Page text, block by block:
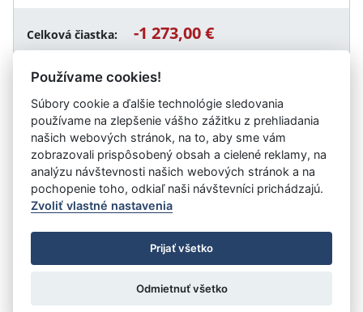
Celková čiastka: -1 273,00 €
Návrat späť
Vystavil:Železnice Slovenskej republiky
Úrad vlády SR
- Všetky práva vyhradené
Prehlásenie o prístupnosti
Zmluvy do 31.12.2010
Nastavenia cookies
: Aglo Solutions
Používame cookies!
Súbory cookie a ďalšie technológie sledovania
používame na zlepšenie vášho zážitku z prehliadania
našich webových stránok, na to, aby sme vám
zobrazovali prispôsobený obsah a cielené reklamy, na
analýzu návštevnosti našich webových stránok a na
pochopenie toho, odkiaľ naši návštevníci prichádzajú.
Zvoliť vlastné nastavenia
Prijať všetko
Odmietnuť všetko